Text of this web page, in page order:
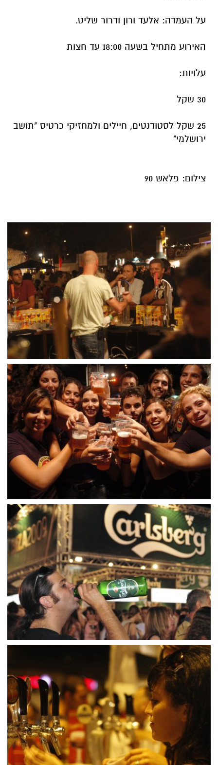
על העמדה: אלעד ורון ודרור שליט.
האירוע מתחיל בשעה 18:00 עד חצות
עלויות:
30 שקל
25 שקל לסטודנטים, חיילים ולמחזיקי כרטיס "תושב
ירושלמי"
צילום: פלאש 90